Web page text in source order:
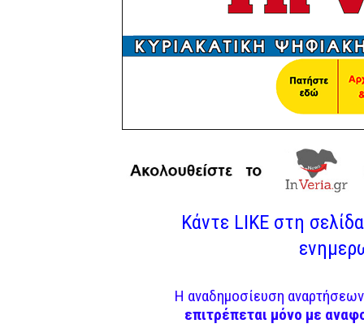
Κάντε LIKE στη
Η αναδημοσίευση
επιτρέπεται μόνο με